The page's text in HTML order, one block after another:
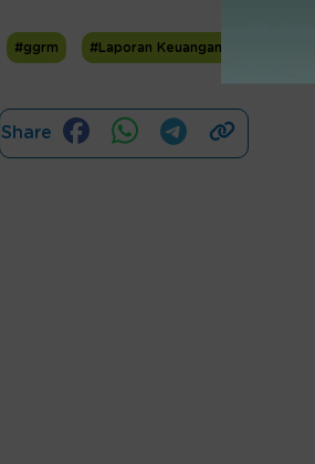
#ggrm #Laporan Keuangan FY2025
Share